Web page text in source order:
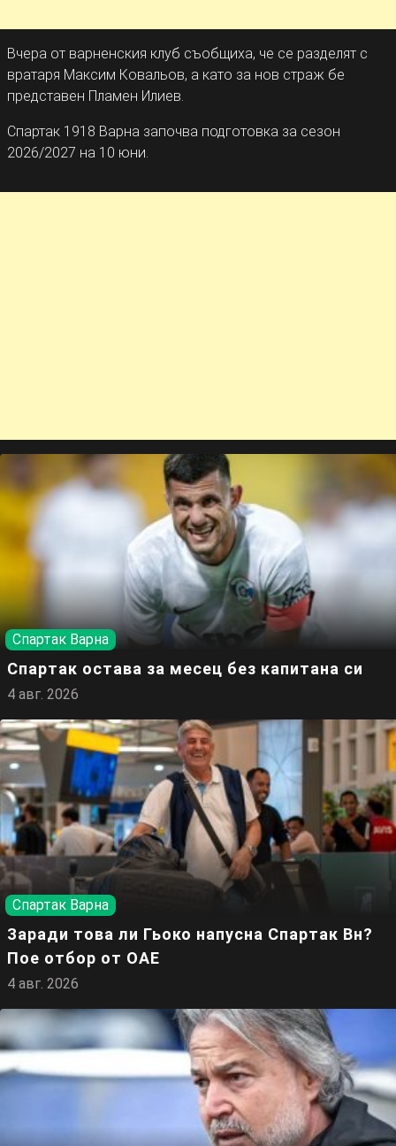
Вчера от варненския клуб съобщиха, че се разделят с
вратаря Максим Ковальов, а като за нов страж бе
представен Пламен Илиев.
Спартак 1918 Варна започва подготовка за сезон
2026/2027 на 10 юни.
Спартак Варна
Спартак остава за месец без капитана си
4 авг. 2026
Спартак Варна
Заради това ли Гьоко напусна Спартак Вн?
Пое отбор от ОАЕ
4 авг. 2026